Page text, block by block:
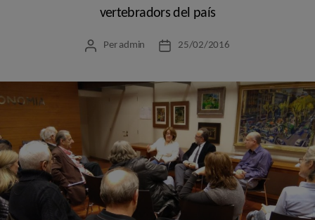
vertebradors del país
Autor
Per admin
Data25/02/2016